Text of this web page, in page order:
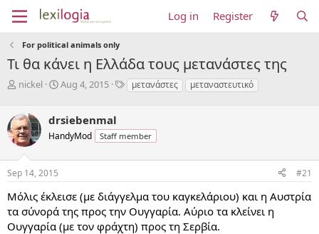
Log in Register
For political animals only
Τι θα κάνει η Ελλάδα τους μετανάστες της
T
e
a
d
s
t
a
r
t
e
nickel
S
r
t
a
e
Aug 4, 2015
Tμετανάστες μεταναστευτικό
drsiebenmal
HandyMod Staff member
Sep 14, 2015 #21
Μόλις έκλεισε (με διάγγελμα του καγκελάριου) και η Αυστρία
τα σύνορά της προς την Ουγγαρία. Αύριο τα κλείνει η
Ουγγαρία (με τον φράχτη) προς τη Σερβία.